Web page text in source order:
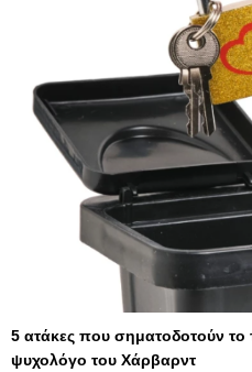
5 ατάκες που σηματοδοτούν
ψυχολόγο του Χάρβαρντ